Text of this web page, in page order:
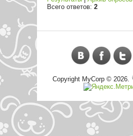
Всего ответов: 2
Copyright MyCorp © 2026.